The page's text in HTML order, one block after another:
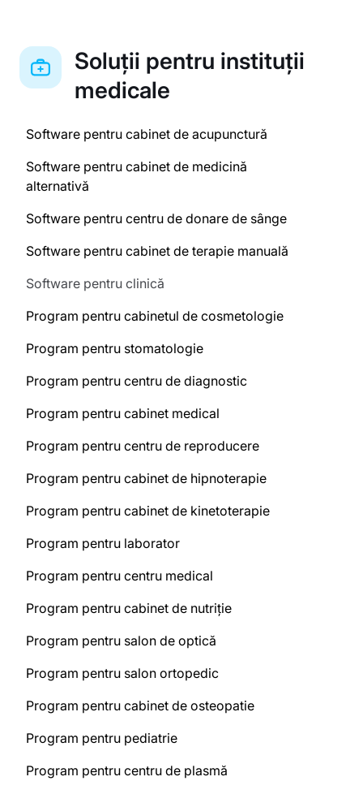
Soluții pentru instituții
medicale
Software pentru cabinet de acupunctură
Software pentru cabinet de medicină
alternativă
Software pentru centru de donare de sânge
Software pentru cabinet de terapie manuală
Software pentru clinică
Program pentru cabinetul de cosmetologie
Program pentru stomatologie
Program pentru centru de diagnostic
Program pentru cabinet medical
Program pentru centru de reproducere
Program pentru cabinet de hipnoterapie
Program pentru cabinet de kinetoterapie
Program pentru laborator
Program pentru centru medical
Program pentru cabinet de nutriție
Program pentru salon de optică
Program pentru salon ortopedic
Program pentru cabinet de osteopatie
Program pentru pediatrie
Program pentru centru de plasmă